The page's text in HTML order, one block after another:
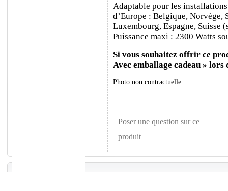
Adaptable pour les
d’Europe : Belgique, Norvège,
Luxembourg, Espagne, Suisse
Puissance maxi : 2300 Watts
Si vous souhaitez offrir ce
Avec emballage cadeau » lors
Photo non contractuelle
Poser une question sur ce
produit